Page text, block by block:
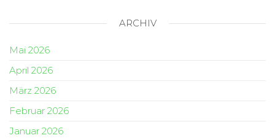
ARCHIV
Mai 2026
April 2026
März 2026
Februar 2026
Januar 2026